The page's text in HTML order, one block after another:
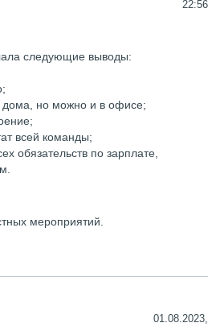
22:56
следующие выводы:
дома, но можно и в офисе;
всей команды;
обязательств по зарплате,
мероприятий.
01.08.2023,